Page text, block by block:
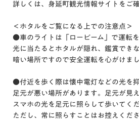
詳しくは、身延町観光情報サイトをご
＜ホタルをご覧になる上での注意点＞
●車のライトは「ロービーム」で運転を
光に当たるとホタルが隠れ、鑑賞でき
暗い場所ですので安全運転を心がけまし
●付近を歩く際は懐中電灯などの光を
足元が悪い場所があります。足元が見
スマホの光を足元に照らして歩いてくだ
ただし、常に照らすことはお控えくださ